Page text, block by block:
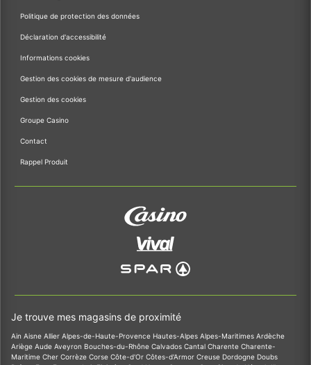
Politique de protection des données
Déclaration d'accessibilité
Informations cookies
Gestion des cookies de mesure d'audience
Gestion des cookies
Groupe Casino
Contact
Rappel Produit
Je trouve mes magasins de proximité
Ain Aisne Allier Alpes-de-Haute-Provence Hautes-Alpes Alpes-Maritimes Ardèche
Ariège Aude Aveyron Bouches-du-Rhône Calvados Cantal Charente Charente-
Maritime Cher Corrèze Corse Côte-d'Or Côtes-d'Armor Creuse Dordogne Doubs